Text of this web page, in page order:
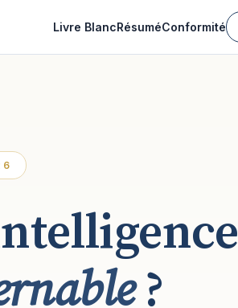
Livre BlancRésuméConformité
?